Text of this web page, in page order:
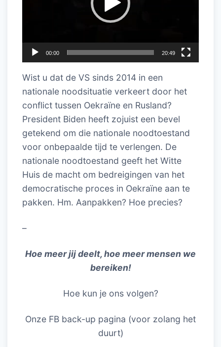
00:00 20:49
Wist u dat de VS sinds 2014 in een
nationale noodsituatie verkeert door het
conflict tussen Oekraïne en Rusland?
President Biden heeft zojuist een bevel
getekend om die nationale noodtoestand
voor onbepaalde tijd te verlengen. De
nationale noodtoestand geeft het Witte
Huis de macht om bedreigingen van het
democratische proces in Oekraïne aan te
pakken. Hm. Aanpakken? Hoe precies?
–
Hoe meer jij deelt, hoe meer mensen we
bereiken!
Hoe kun je ons volgen?
Onze FB back-up pagina (voor zolang het
duurt)